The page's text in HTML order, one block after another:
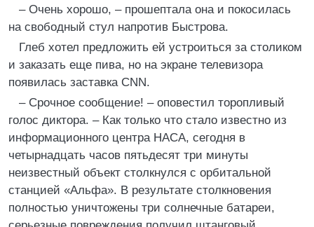
– Очень хорошо, – прошептала она и покосилась
на свободный стул напротив Быстрова.
Глеб хотел предложить ей устроиться за столиком
и заказать еще пива, но на экране телевизора
появилась заставка CNN.
– Срочное сообщение! – оповестил торопливый
голос диктора. – Как только что стало известно из
информационного центра НАСА, сегодня в
четырнадцать часов пятьдесят три минуты
неизвестный объект столкнулся с орбитальной
станцией «Альфа». В результате столкновения
полностью уничтожены три солнечные батареи,